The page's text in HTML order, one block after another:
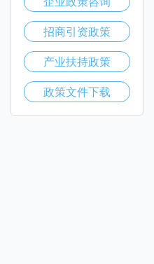
招商引资政策
产业扶持政策
政策文件下载